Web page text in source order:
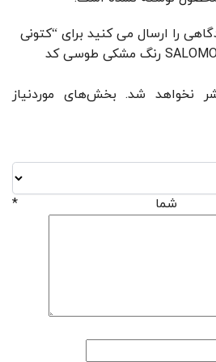
را ارسال می کنید برای “کتونی
مردانه مدل SALOMON_XTstreet رنگ مشکی طوسی کد
نخواهد شد. بخش‌های موردنیاز
شما *